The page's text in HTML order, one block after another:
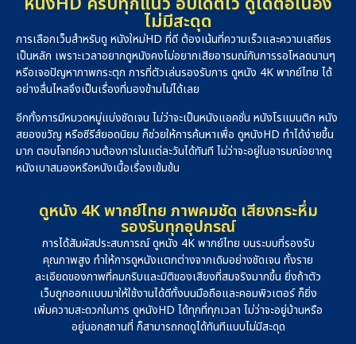
ไม่มีสะดุด
การเลือกเว็บสำหรับดู หนังใหม่HD ที่ดี ต้องเน้นที่ความเร็วและความเสถียร
เป็นหลัก เพราะเวลาอยากดูหนังคงไม่อยากเสียอารมณ์กับการรอโหลดนานๆ
หรือเจอปัญหาภาพกระตุก การที่ตัวเล่นรองรับการ ดูหนัง 4K พากย์ไทย ได้
อย่างลื่นไหลจึงเป็นเรื่องที่มองข้ามไม่ได้เลย
อีกทั้งการมีหมวดหมู่แบ่งชัดเจน ไม่ว่าจะเป็นหนังแอคชั่น หนังโรแมนติก หนัง
สยองขวัญ หรือซีรีส์ยอดนิยม ก็ช่วยให้การค้นหาเพื่อ ดูหนังHD ทำได้ง่ายขึ้น
มาก ตอบโจทย์ความต้องการในแต่ละวันได้ทันที ไม่ว่าจะอยู่ในอารมณ์อยากดู
หนังเบาสมองหรือหนังเนื้อเรื่องเข้มข้น
ดูหนัง 4K พากย์ไทย ภาพคมชัด เสียงกระหึ่ม
รองรับทุกอุปกรณ์
การได้สัมผัสประสบการณ์ ดูหนัง 4K พากย์ไทย บนระบบที่รองรับ
คุณภาพสูง ทำให้การดูหนังแตกต่างจากเดิมอย่างชัดเจน ทั้งราย
ละเอียดของภาพที่คมกริบและมิติของเสียงที่สมจริงมากขึ้น ยิ่งถ้าตัว
เว็บถูกออกแบบมาให้ใช้งานได้ดีทั้งบนมือถือและคอมพิวเตอร์ ก็ยิ่ง
เพิ่มความสะดวกในการ ดูหนังHD ได้ทุกที่ทุกเวลา ไม่ว่าจะอยู่บ้านหรือ
อยู่นอกสถานที่ ก็สามารถกดดูได้ทันทีแบบไม่มีสะดุด